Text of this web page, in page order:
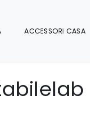
ACCESSORI CASA